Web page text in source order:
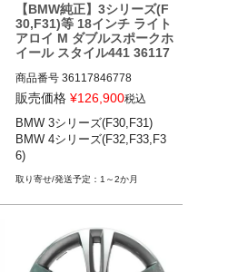
【BMW純正】3シリーズ(F
30,F31)等 18インチ ライト
アロイ M ダブルスポークホ
イール スタイル441 36117
商品番号 36117846778
36117846778
BMW 3シリーズ(F30,F31) 12-19
BMW 4シリーズ(F32,F33,F36) 1
3-20
販売価格 ¥126,900税込
BMW 3シリーズ(F30,F31)
BMW 4シリーズ(F32,F33,F3
6)
1～2か月